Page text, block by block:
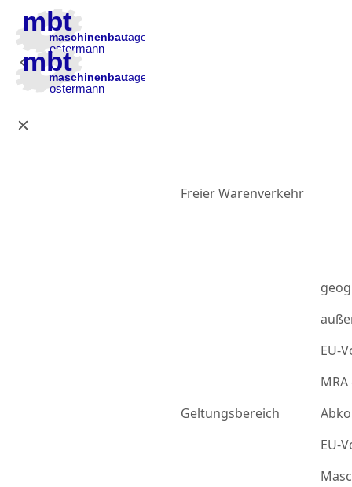
Zur Hauptnavigation
Zum Inhalt
Zur Fußzeile
Freier Warenverkehr
Geltungsbereich
EU-
EU-